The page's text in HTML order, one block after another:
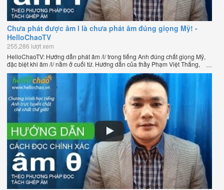
Chưa phát được âm l là chưa phát âm đúng giọng Mỹ! -
HelloChaoTV
255,286 lượt xem
HelloChaoTV: Hướng dẫn phát âm /l/ trong tiếng Anh đúng chất giọng Mỹ,
đặc biệt khi âm /l/ nằm ở cuối từ. Hướng dẫn của thầy Phạm Việt Thắng,
đồng sáng lập HelloChao.vn - Chương trình dạy tiếng Anh trực tuyến chặt
chẽ nhất thế giới.